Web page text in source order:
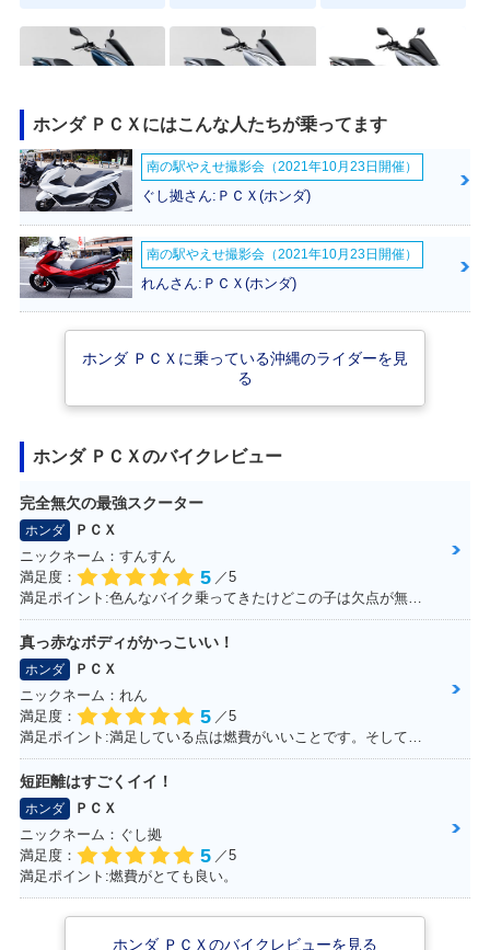
2022年 PCX・カラ
ーチェンジ
2021年 PCX・フル
モデルチェンジ
2021年 PCX125・
フルモデルチェンジ
2020年 PCX・特
別・限定仕様
2018年 PCX・フル
モデルチェンジ
2017年 PCX・カラ
ーチェンジ
2016年 PCX Speci
al Edition・特別・
限定仕様
2016年 PCX・カラ
2014年 PCX・フル
モデルチェンジ
2012年 PCX Speci
al Edition・特別・
限定仕様
ナーチェンジ
ホンダ ＰＣＸにはこんな人たちが乗ってます
南の駅やえせ撮影会（2021年10月23日開催）
ぐし拠さん:ＰＣＸ(ホンダ)
南の駅やえせ撮影会（2021年10月23日開催）
れんさん:ＰＣＸ(ホンダ)
ホンダ ＰＣＸに乗っている沖縄のライダーを見
る
ホンダ ＰＣＸのバイクレビュー
完全無欠の最強スクーター
ホンダ
ＰＣＸ
ニックネーム：すんすん
満足度：
5 ／5
満足ポイント:色んなバイク乗ってきたけどこの子は欠点が無い。ほんとに不満が出ない完成度の高いバイク！
真っ赤なボディがかっこいい！
ホンダ
ＰＣＸ
ニックネーム：れん
満足度：
5 ／5
満足ポイント:満足している点は燃費がいいことです。そして、この赤色がこだわりポイントです！
短距離はすごくイイ！
ホンダ
ＰＣＸ
ニックネーム：ぐし拠
満足度：
5 ／5
満足ポイント:燃費がとても良い。
ホンダ ＰＣＸのバイクレビューを見る